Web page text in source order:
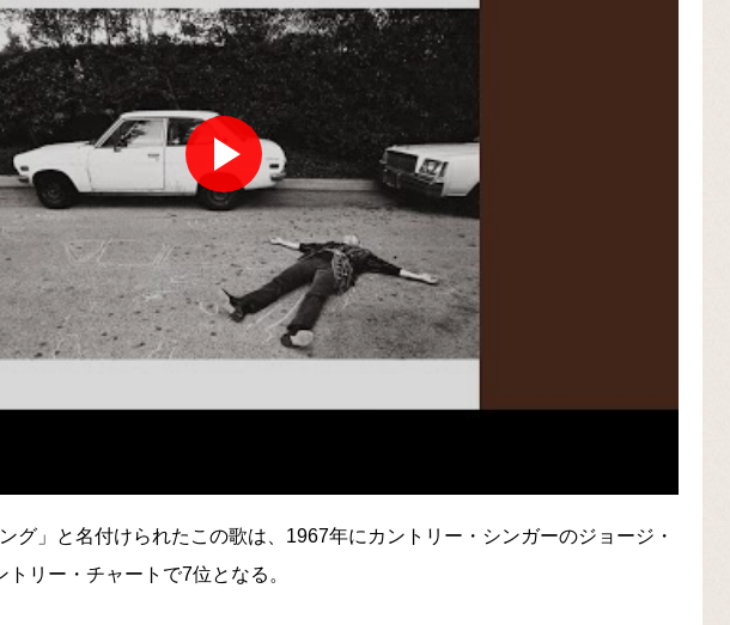
グ」と名付けられたこの歌は、1967年にカントリー・シンガーのジョージ・
リー・チャートで7位となる。